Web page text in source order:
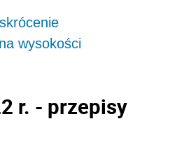
wysokości
r. - przepisy